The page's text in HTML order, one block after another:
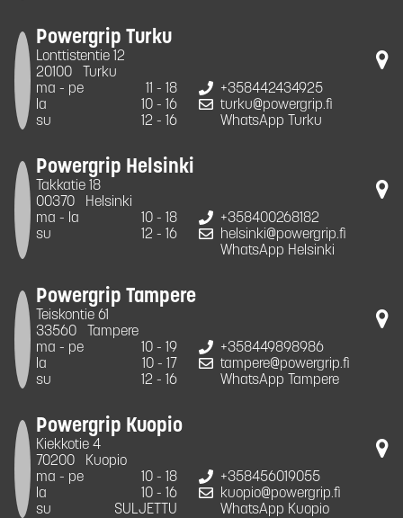
Powergrip Turku
Lonttistentie 12
20100
Turku
ma - pe
11 - 18
la
10 - 16
su
12 - 16
+358442434925
turku@powergrip.fi
WhatsApp Turku
Powergrip Helsinki
Takkatie 18
00370
Helsinki
ma - la
10 - 18
su
12 - 16
+358400268182
helsinki@powergrip.fi
WhatsApp Helsinki
Powergrip Tampere
Teiskontie 61
33560
Tampere
ma - pe
10 - 19
la
10 - 17
su
12 - 16
+358449898986
tampere@powergrip.fi
WhatsApp Tampere
Powergrip Kuopio
Kiekkotie 4
70200
Kuopio
ma - pe
10 - 18
la
10 - 16
su
SULJETTU
+358456019055
kuopio@powergrip.fi
WhatsApp Kuopio